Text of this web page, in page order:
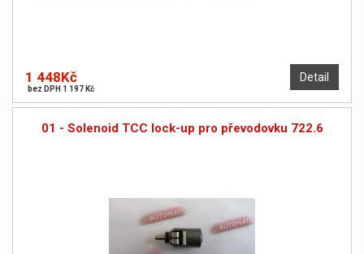
Detail
1 448Kč
bez DPH 1 197 Kč
01 - Solenoid TCC lock-up pro převodovku 722.6